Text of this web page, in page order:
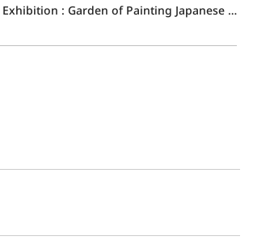
Fifth Anniversary Exhibition : Garden of Painting Japanese Art of the 00s